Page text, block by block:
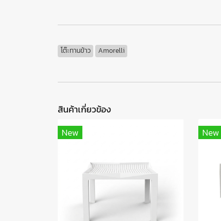
โต๊ะทานข้าว Amorelli
สินค้าเกี่ยวข้อง
New
New